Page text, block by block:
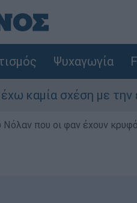
Ψυχαγωγία
την επίθεση» λέει
που οι φαν έχουν